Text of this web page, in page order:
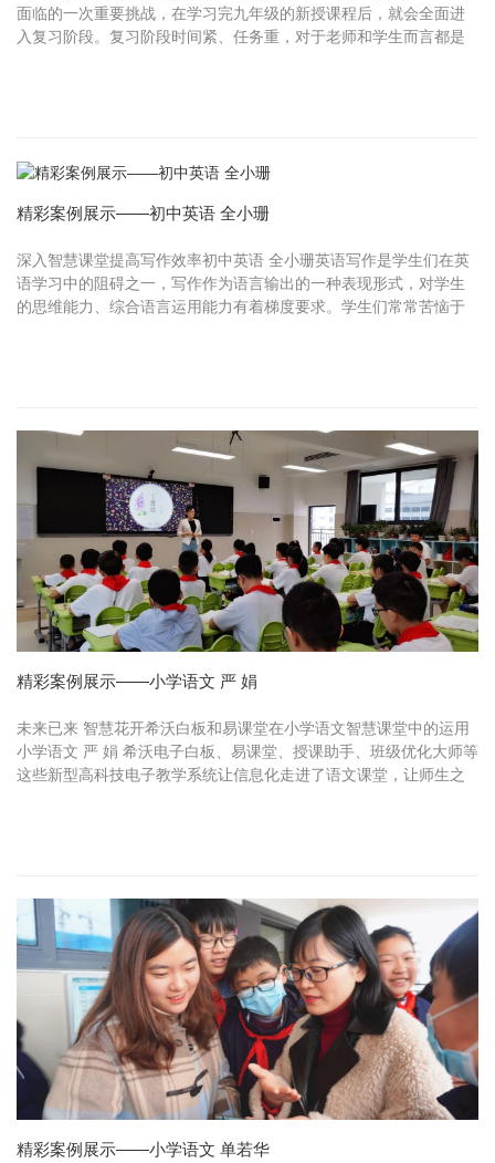
面临的一次重要挑战，在学习完九年级的新授课程后，就会全面进
入复习阶段。复习阶段时间紧、任务重，对于老师和学生而言都是
精彩案例展示——初中英语 全小珊
深入智慧课堂提高写作效率初中英语 全小珊英语写作是学生们在英
语学习中的阻碍之一，写作作为语言输出的一种表现形式，对学生
的思维能力、综合语言运用能力有着梯度要求。学生们常常苦恼于
精彩案例展示——小学语文 严 娟
未来已来 智慧花开希沃白板和易课堂在小学语文智慧课堂中的运用
小学语文 严 娟 希沃电子白板、易课堂、授课助手、班级优化大师等
这些新型高科技电子教学系统让信息化走进了语文课堂，让师生之
精彩案例展示——小学语文 单若华